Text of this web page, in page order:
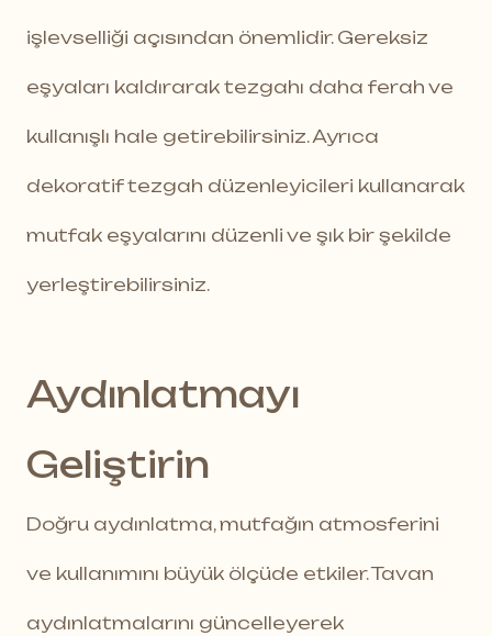
işlevselliği açısından önemlidir. Gereksiz
eşyaları kaldırarak tezgahı daha ferah ve
kullanışlı hale getirebilirsiniz. Ayrıca
dekoratif tezgah düzenleyicileri kullanarak
mutfak eşyalarını düzenli ve şık bir şekilde
yerleştirebilirsiniz.
Aydınlatmayı
Geliştirin
Doğru aydınlatma, mutfağın atmosferini
ve kullanımını büyük ölçüde etkiler. Tavan
aydınlatmalarını güncelleyerek